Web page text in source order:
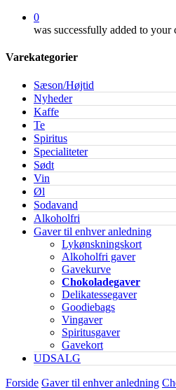
0
was successfully added to your
Varekategorier
Sæson/Højtid
Nyheder
Kaffe
Te
Spiritus
Specialiteter
Sødt
Vin
Øl
Sodavand
Alkoholfri
Gaver til enhver anledning
Lykønskningskort
Alkoholfri gaver
Gavekurve
Chokoladegaver
Delikatessegaver
Goodiebags
Vingaver
Spiritusgaver
Gavekort
UDSALG
Forside Gaver til enhver anledning